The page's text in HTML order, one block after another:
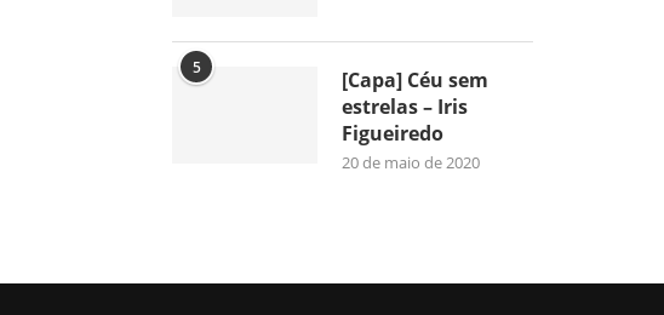
5
[Capa] Céu sem
estrelas – Iris
Figueiredo
20 de maio de 2020